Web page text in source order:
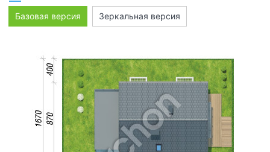
Базовая версия Зеркальная версия